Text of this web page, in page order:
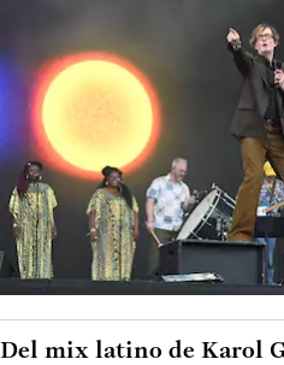
Del mix latino de Karol